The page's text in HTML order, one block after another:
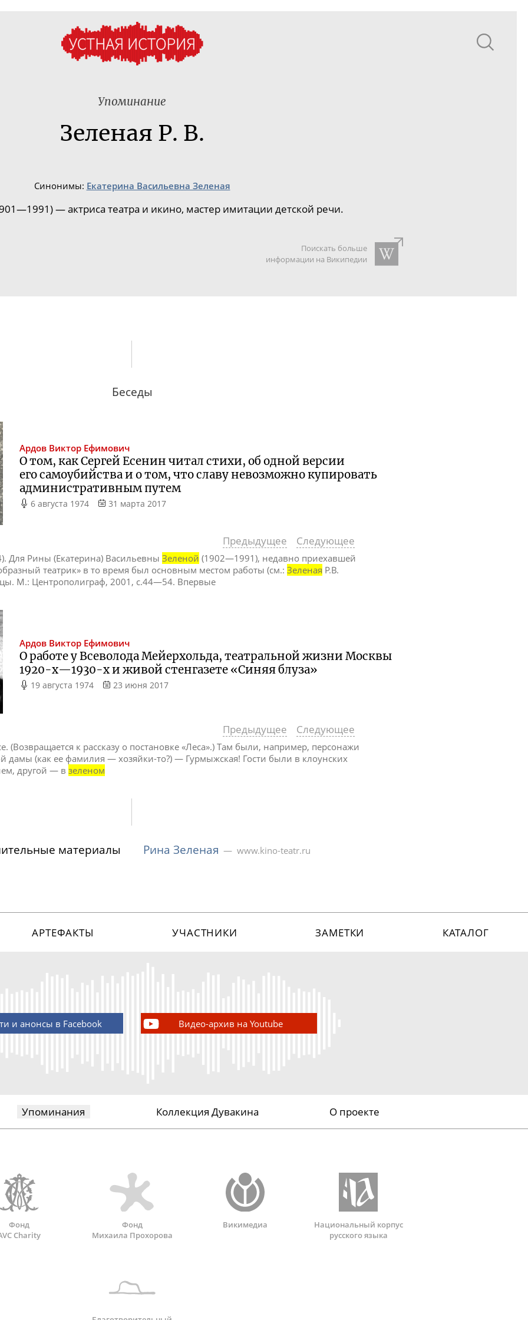
Упоминание
Зеленая Р. В.
Синонимы: Екатерина Васильевна Зеленая
— актриса театра и икино, мастер имитации детской речи.
Поискать больше
информации на Википедии
Беседы
Ардов Виктор Ефимович
О том, как Сергей Есенин читал стихи, об одной версии
его самоубийства и о том, что славу невозможно купировать
административным путем
6 августа 1974 31 марта 2017
Предыдущее Следующее
Для Рины (Екатерина) ВасильевныЗеленой (1902—1991), недавно приехавшей
театрик» в то время был основным местом работы (см.:Зеленая Р.В.
М.: Центрополиграф, 2001, с.44—54. Впервые
Ардов Виктор Ефимович
О работе у Всеволода Мейерхольда, театральной жизни Москвы
1920-х—1930-хи живой стенгазете «Синяя блуза»
19 августа 1974 23 июня 2017
Предыдущее Следующее
(Возвращается к рассказу о постановке «Леса».) Там были, например, персонажи
дамы (как ее фамилия — хозяйки-то?) — Гурмыжская! Гости были в клоунских
другой — взеленом
материалы Рина Зеленая www.kino-teatr.ru
АРТЕФАКТЫ УЧАСТНИКИ ЗАМЕТКИ КАТАЛОГ
и анонсы в Facebook Видео-архив на Youtube
Упоминания Коллекция Дувакина О проекте
Фонд
Charity
Фонд
Михаила Прохорова
Викимедиа
Национальный корпус
русского языка